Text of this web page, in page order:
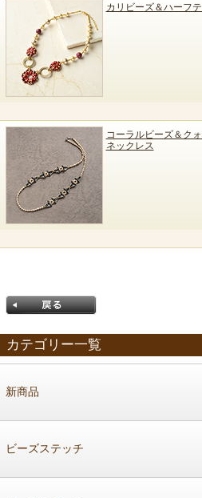
カリビーズ＆ハーフ
コーラルビーズ＆ク
ネックレス
カテゴリー一覧
新商品
ビーズステッチ